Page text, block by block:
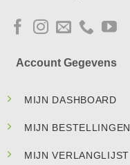
Account Gegevens
MIJN DASHBOARD
MIJN BESTELLINGEN
MIJN VERLANGLIJST